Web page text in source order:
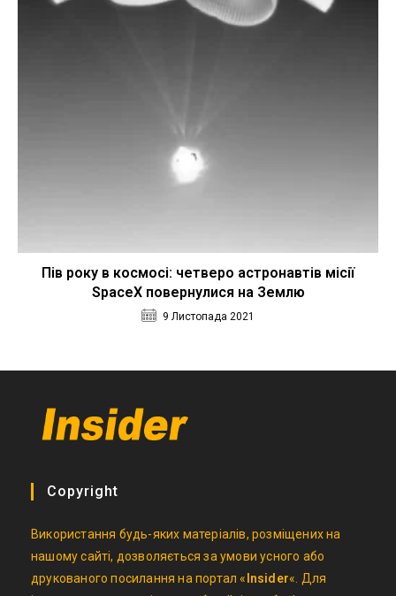
Пів року в космосі: четверо астронавтів місії
SpaceX повернулися на Землю
9 Листопада 2021
Copyright
Використання будь-яких матеріалів, розміщених на
нашому сайті, дозволяється за умови усного або
друкованого посилання на портал « Insider«. Для